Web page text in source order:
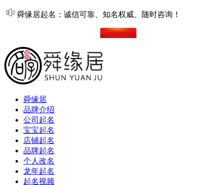
舜缘居起名：诚信可靠、知名权威、随时咨询！
舜缘居
品牌介绍
公司起名
宝宝起名
店铺起名
品牌起名
个人改名
龙年起名
起名视频